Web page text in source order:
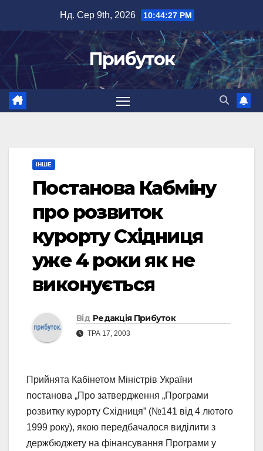
вмісту
Нд. Сер 9th, 2026 10:44:28 PM
Прибуток
ІНШЕ
Постанова Кабміну
про розвиток
курорту Східниця
уже 4 роки як не
виконується
Від Редакція Прибуток
ТРА 17, 2003
Прийнята Кабінетом Міністрів України
постанова „Про затвердження „Програми
розвитку курорту Східниця” (№141 від 4 лютого
1999 року), якою передбачалося виділити з
держбюджету на фінансування Програми у